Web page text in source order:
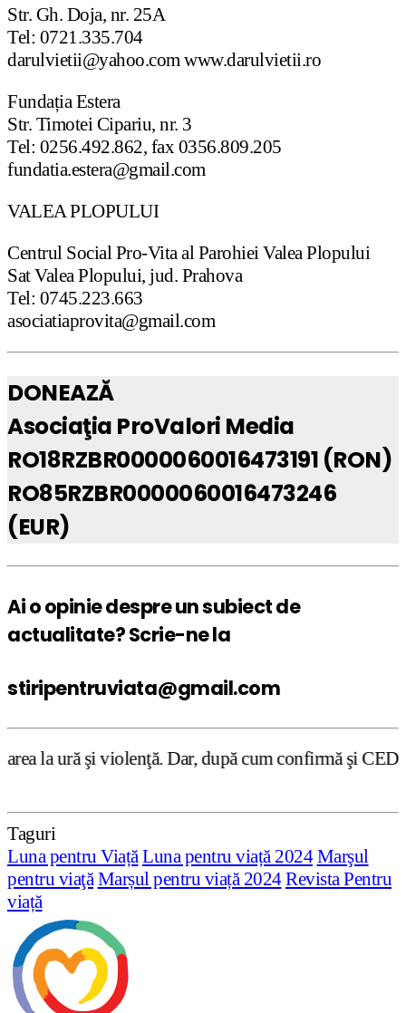
Str. Gh. Doja, nr. 25A
Tel: 0721.335.704
darulvietii@yahoo.com www.darulvietii.ro
Fundația Estera
Str. Timotei Cipariu, nr. 3
Tel: 0256.492.862, fax 0356.809.205
fundatia.estera@gmail.com
VALEA PLOPULUI
Centrul Social Pro-Vita al Parohiei Valea Plopului
Sat Valea Plopului, jud. Prahova
Tel: 0745.223.663
asociatiaprovita@gmail.com
DONEAZĂ
Asociaţia ProValori Media
RO18RZBR0000060016473191 (RON)
RO85RZBR0000060016473246
(EUR)
Ai o opinie despre un subiect de
actualitate? Scrie-ne la
stiripentruviata@gmail.com
Dar, după cum confirmă şi CEDO în cazul
Taguri
Luna pentru ViațăLuna pentru viață 2024 Marşul
pentru viaţă Marșul pentru viață 2024Revista Pentru
viață